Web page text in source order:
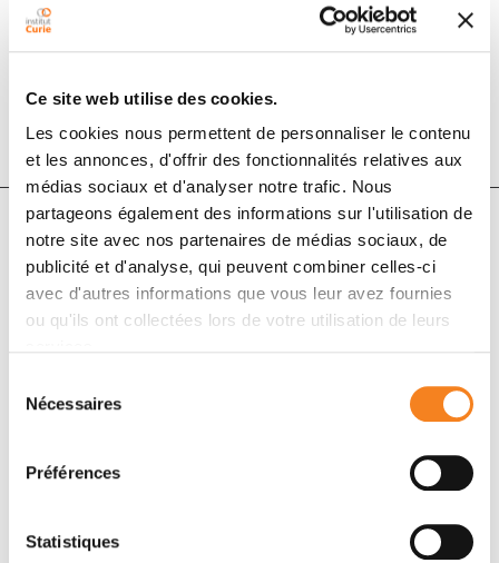
Ce site web utilise des cookies.
Les cookies nous permettent de personnaliser le contenu
et les annonces, d'offrir des fonctionnalités relatives aux
médias sociaux et d'analyser notre trafic. Nous
partageons également des informations sur l'utilisation de
notre site avec nos partenaires de médias sociaux, de
publicité et d'analyse, qui peuvent combiner celles-ci
avec d'autres informations que vous leur avez fournies
ou qu'ils ont collectées lors de votre utilisation de leurs
Nécessaires
Préférences
Statistiques
1 oct. 2018
DOI :10.1007/s00345-018-2307-6
Auteurs
François-Xavier Nouhaud, Jean-Christophe Bernhard,
Herve Lang, Sebastien Bergerat, Guillaume Fraisse,
Nicolas Grenier, François Cornelis, Cosmina Nedelcu,
Véronique Lindner, Virginie Verkarre, Laurent Daniel,
Mokrane Yacoub, Jean-Michel Correas, Arnaud
Méjean, Nathalie Rioux-Leclercq, Karim Bensalah